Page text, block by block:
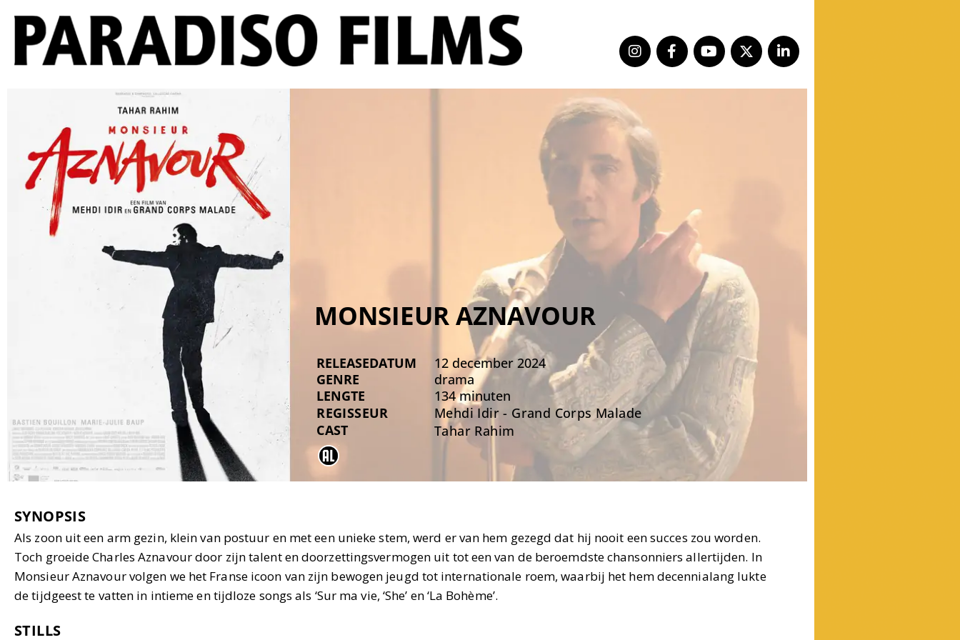
MONSIEUR AZNAVOUR
RELEASEDATUM
GENRE
LENGTE
REGISSEUR
CAST
12 december 2024
drama
134 minuten
Mehdi Idir - Grand Corps Malade
Tahar Rahim
SYNOPSIS
Als zoon uit een arm gezin, klein van postuur en met een unieke stem, werd er van hem gezegd dat hij nooit een succes zou worden.
Toch groeide Charles Aznavour door zijn talent en doorzettingsvermogen uit tot een van de beroemdste chansonniers allertijden. In
Monsieur Aznavour volgen we het Franse icoon van zijn bewogen jeugd tot internationale roem, waarbij het hem decennialang lukte
de tijdgeest te vatten in intieme en tijdloze songs als ‘Sur ma vie, ‘She’ en ‘La Bohème’.
STILLS